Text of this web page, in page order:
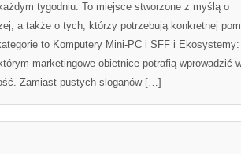
tygodniu. To miejsce stworzone z myślą o
a także o tych, którzy potrzebują konkretnej
to Komputery Mini-PC i SFF i Ekosystemy:
marketingowe obietnice potrafią wprowadzić w
Zamiast pustych sloganów […]